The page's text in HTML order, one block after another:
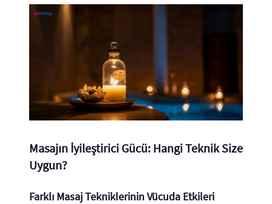
Masajın İyileştirici Gücü: Hangi Teknik Size
Uygun?
Farklı Masaj Tekniklerinin Vücuda Etkileri